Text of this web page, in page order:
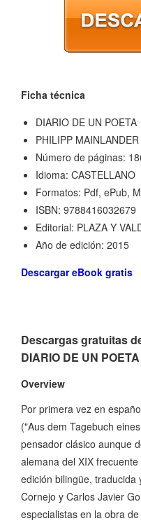
Ficha técnica
DIARIO DE UN POETA
PHILIPP MAINLANDER
Número de páginas:
Idioma: CASTELLANO
Formatos: Pdf, ePub,
ISBN: 9788416032679
Editorial: PLAZA Y
Año de edición: 2015
Descargar eBook gratis
Descargas gratuitas
DIARIO DE UN POETA
Overview
Por primera vez en
("Aus dem Tagebuch
pensador clásico aunque
alemana del XIX
edición bilingüe,
Cornejo y Carlos Javier
especialistas en la obra